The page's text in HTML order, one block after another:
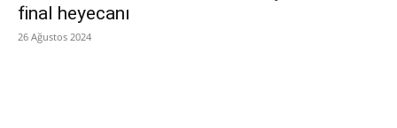
final heyecanı
26 Ağustos 2024